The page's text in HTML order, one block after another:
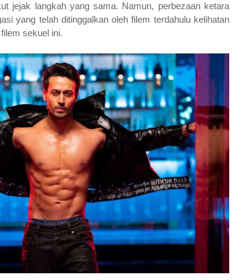
jejak langkah yang sama. Namun, perbezaan ketara
yang telah ditinggalkan oleh filem terdahulu kelihatan
sekuel ini.